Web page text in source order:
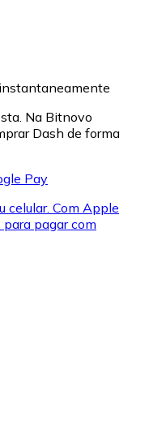
e outros
Na Bitnovo
Dash de forma
Pay
celular. Com Apple
para pagar com